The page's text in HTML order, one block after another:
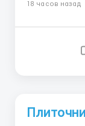
стены
18 часов назад